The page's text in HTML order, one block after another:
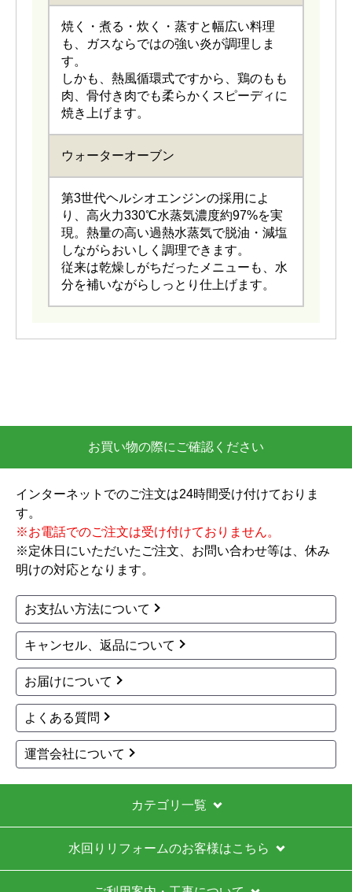
焼く・煮る・炊く・蒸すと幅広い料理
も、ガスならではの強い炎が調理しま
す。
しかも、熱風循環式ですから、鶏のもも
肉、骨付き肉でも柔らかくスピーディに
焼き上げます。
ウォーターオーブン
第3世代ヘルシオエンジンの採用によ
り、高火力330℃水蒸気濃度約97%を実
現。熱量の高い過熱水蒸気で脱油・減塩
しながらおいしく調理できます。
従来は乾燥しがちだったメニューも、水
分を補いながらしっとり仕上げます。
お買い物の際にご確認ください
インターネットでのご注文は24時間受け付けておりま
す。
※お電話でのご注文は受け付けておりません。
※定休日にいただいたご注文、お問い合わせ等は、休み
明けの対応となります。
お支払い方法について
キャンセル、返品について
お届けについて
よくある質問
運営会社について
カテゴリ一覧
水回りリフォームのお客様はこちら